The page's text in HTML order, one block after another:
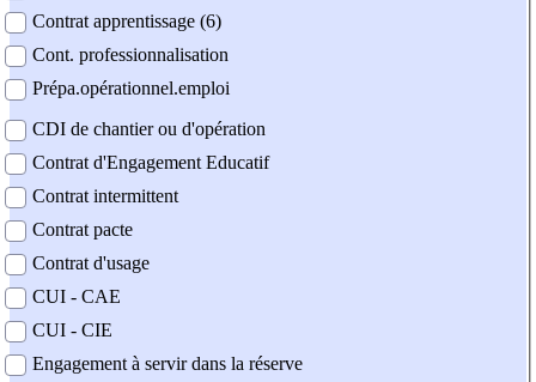
Contrat apprentissage (6)
Cont. professionnalisation
Prépa.opérationnel.emploi
CDI de chantier ou d'opération
Contrat d'Engagement Educatif
Contrat intermittent
Contrat pacte
Contrat d'usage
CUI - CAE
CUI - CIE
Engagement à servir dans la réserve